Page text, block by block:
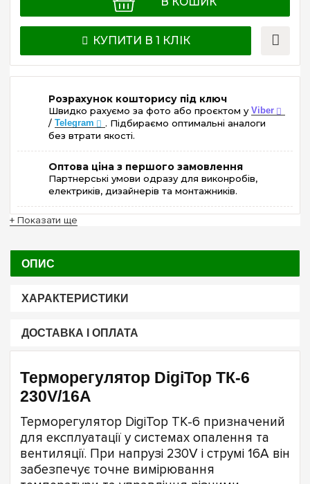
КУПИТИ В 1 КЛІК
Розрахунок кошторису під ключ
Швидко рахуємо за фото або проєктом у Viber
/ Telegram
. Підбираємо оптимальні аналоги
без втрати якості.
Оптова ціна з першого замовлення
Партнерські умови одразу для виконробів,
електриків, дизайнерів та монтажників.
+ Показати ще
ОПИС
ХАРАКТЕРИСТИКИ
ДОСТАВКА І ОПЛАТА
Терморегулятор DigiTop ТК-6
230V/16А
Терморегулятор DigiTop ТК-6 призначений
для експлуатації у системах опалення та
вентиляції. При напрузі 230V і струмі 16A він
забезпечує точне вимірювання